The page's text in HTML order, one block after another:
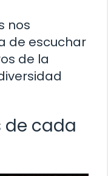
nos
de escuchar
de la
de cada